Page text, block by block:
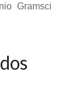
Gramsci